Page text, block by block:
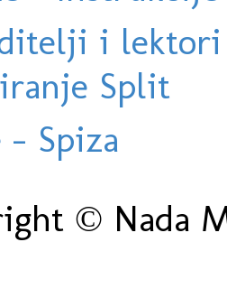
i
Split
- Spiza
© Nada